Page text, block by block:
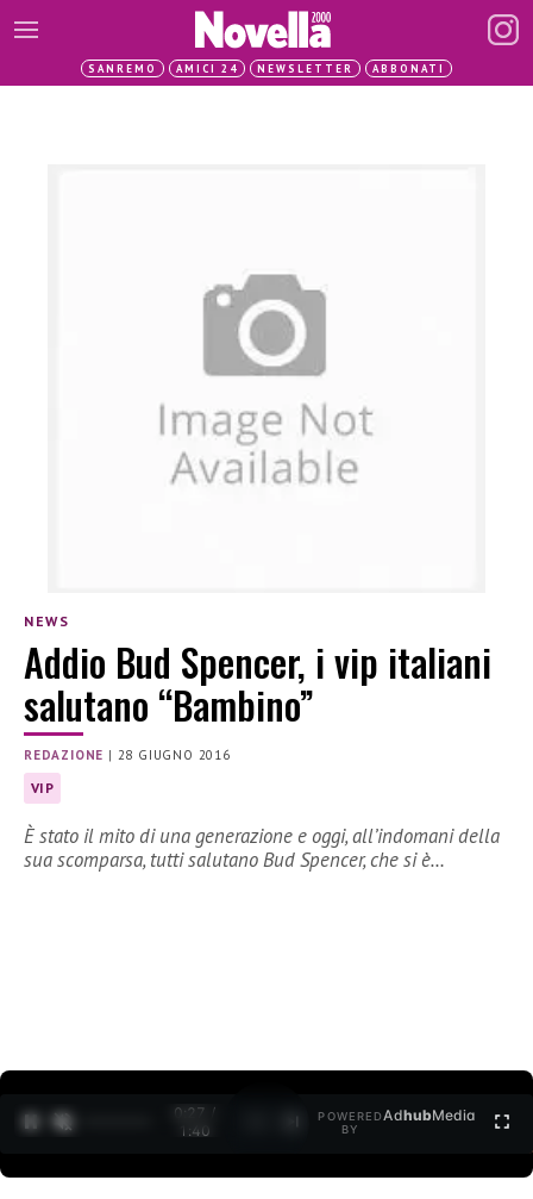
SANREMO AMICI 24 NEWSLETTER ABBONATI
NEWS
Addio Bud Spencer, i vip italiani
salutano “Bambino”
REDAZIONE | 28 GIUGNO 2016
VIP
È stato il mito di una generazione e oggi, all’indomani della
sua scomparsa, tutti salutano Bud Spencer, che si è…
0:27 /
1:40
POWERED
BY
AdhubMedia